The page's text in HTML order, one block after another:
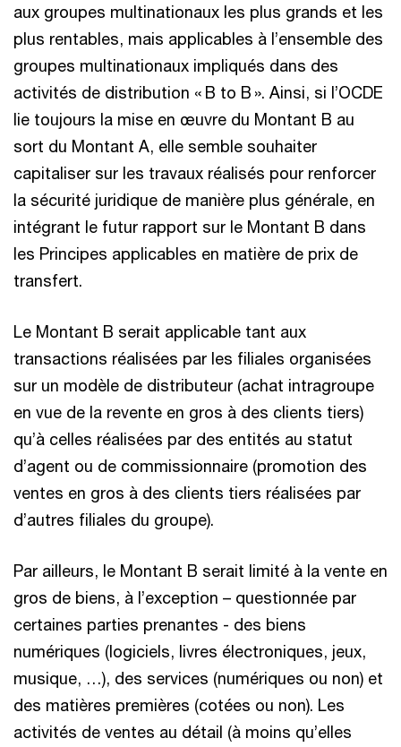
aux groupes multinationaux les plus grands et les
plus rentables, mais applicables à l’ensemble des
groupes multinationaux impliqués dans des
activités de distribution « B to B ». Ainsi, si l’OCDE
lie toujours la mise en œuvre du Montant B au
sort du Montant A, elle semble souhaiter
capitaliser sur les travaux réalisés pour renforcer
la sécurité juridique de manière plus générale, en
intégrant le futur rapport sur le Montant B dans
les Principes applicables en matière de prix de
transfert.
Le Montant B serait applicable tant aux
transactions réalisées par les filiales organisées
sur un modèle de distributeur (achat intragroupe
en vue de la revente en gros à des clients tiers)
qu’à celles réalisées par des entités au statut
d’agent ou de commissionnaire (promotion des
ventes en gros à des clients tiers réalisées par
d’autres filiales du groupe).
Par ailleurs, le Montant B serait limité à la vente en
gros de biens, à l’exception – questionnée par
certaines parties prenantes - des biens
numériques (logiciels, livres électroniques, jeux,
musique, …), des services (numériques ou non) et
des matières premières (cotées ou non). Les
activités de ventes au détail (à moins qu’elles